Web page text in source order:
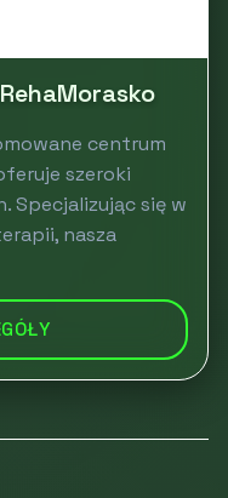
centrum
szeroki
Specjalizując się w
nasza